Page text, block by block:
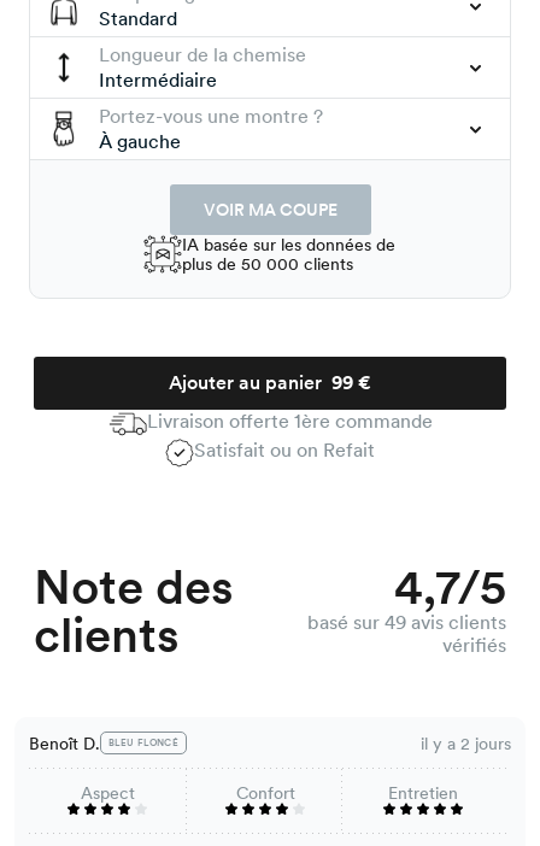
Standard
Longueur de la chemise
Intermédiaire
Portez-vous une montre ?
À gauche
VOIR MA COUPE
IA basée sur les données de
plus de 50 000 clients
Ajouter au panier
Livraison offerte 1ère commande
Satisfait ou on Refait
Note des
clients
4,7/5
basé sur 49 avis clients
vérifiés
Benoît D. BLEU FLONCÉ il y a 2 jours
Aspect Confort Entretien